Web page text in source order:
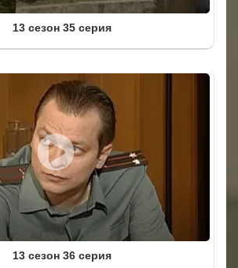
13 сезон 35 серия
13 сезон 36 серия